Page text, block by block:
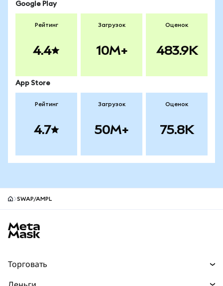
Google Play
Рейтинг
4.4
Загрузок
10M+
Оценок
483.9K
App Store
Рейтинг
4.7
Загрузок
50M+
Оценок
75.8K
SWAP/AMPL
Торговать